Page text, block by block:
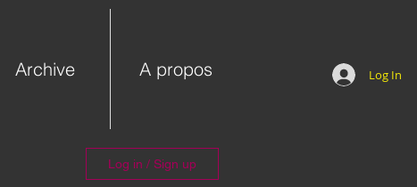
Archive A propos Log In
Log in / Sign up